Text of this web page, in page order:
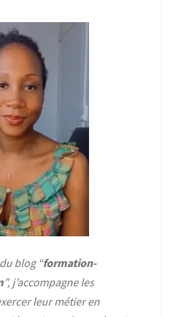
blog “formation-
”, j’accompagne les
leur métier en